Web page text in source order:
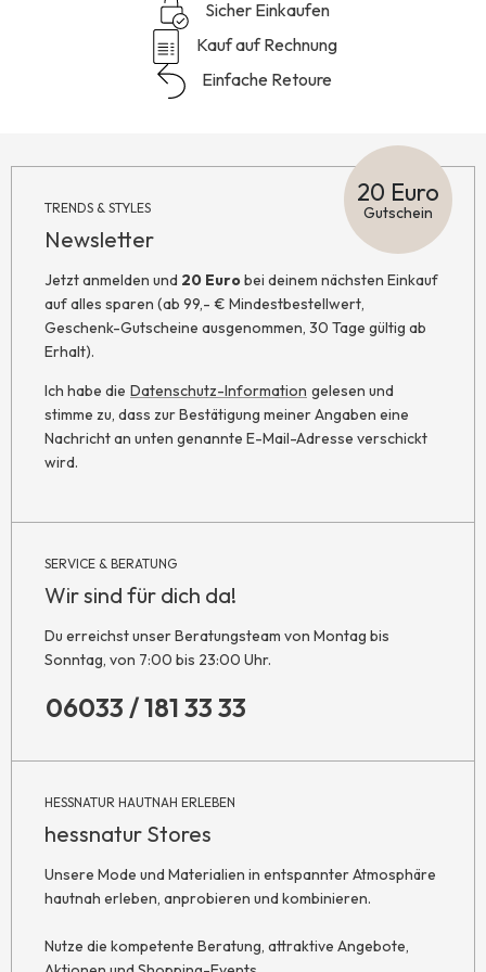
Sicher Einkaufen
Kauf auf Rechnung
Einfache Retoure
TRENDS & STYLES
Newsletter
20 Euro
Gutschein
Jetzt anmelden und 20 Eurobei deinem nächsten Einkauf
auf alles sparen (ab 99,- € Mindestbestellwert,
Geschenk-Gutscheine ausgenommen, 30 Tage gültig ab
Erhalt).
Ich habe die Datenschutz-Information gelesen und
stimme zu, dass zur Bestätigung meiner Angaben eine
Nachricht an unten genannte E-Mail-Adresse verschickt
wird.
SERVICE & BERATUNG
Wir sind für dich da!
Du erreichst unser Beratungsteam von Montag bis
Sonntag, von 7:00 bis 23:00 Uhr.
06033 / 181 33 33
HESSNATUR HAUTNAH ERLEBEN
hessnatur Stores
Unsere Mode und Materialien in entspannter Atmosphäre
hautnah erleben, anprobieren und kombinieren.
Nutze die kompetente Beratung, attraktive Angebote,